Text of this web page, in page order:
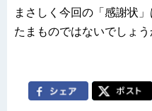
まさしく今回の「感謝状
たまものではないでしょう